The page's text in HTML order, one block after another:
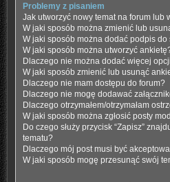
Problemy z pisaniem
Jak utworzyć nowy temat na forum lub
W jaki sposób można zmienić lub
W jaki sposób można dodać podpis
W jaki sposób można utworzyć
Dlaczego nie można dodać więcej
W jaki sposób zmienić lub usunąć
Dlaczego nie mam dostępu do forum?
Dlaczego nie mogę dodawać
Dlaczego otrzymałem/otrzymałam
W jaki sposób można zgłosić posty
Do czego służy przycisk “Zapisz”
tematu?
Dlaczego mój post musi być
W jaki sposób mogę przesunąć swój